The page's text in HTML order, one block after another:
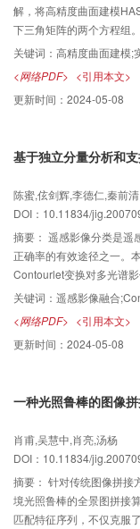
解，将高精度曲面建模
下三角矩阵的两个方程组
问题和动态减点问题，建
HASM5的加点模拟只需
减点模拟只需要取原有矩
关键词： 高精度曲面建模;
<网络PDF> <引用本文>
更新时间： 2024-05-08
基于独立分量分析和
陈蜜,伭剑辉,李德仁,秦前
DOI：10.11834/
摘要： 遥感影像分类是遥
正确率的有效途径之一。
Contourlet变换对多光谱
相关性、稀疏特性以及很
融合影像的独立分量特
比较结果表明，该算法的
关键词： 遥感影像融合
<网络PDF> <引用本文>
更新时间： 2024-05-08
一种光照鲁棒的图像
肖甫,吴慧中,肖亮,汤杨
DOI：10.11834/
摘要： 针对传统图像拼接
境光照鲁棒的全景图拼接
匹配特征序列，不仅克服